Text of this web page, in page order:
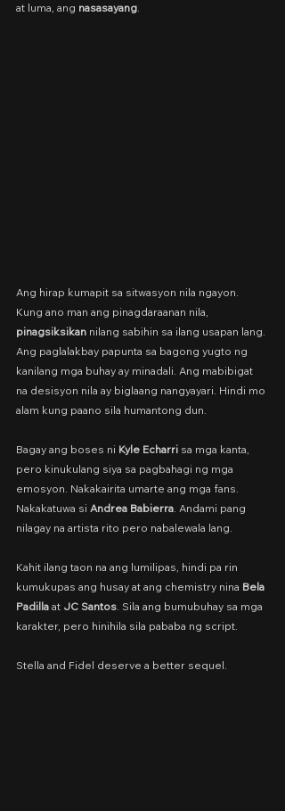
at luma, ang nasasayang.
Ang hirap kumapit sa sitwasyon nila ngayon.
Kung ano man ang pinagdaraanan nila,
pinagsiksikan nilang sabihin sa ilang usapan lang.
Ang paglalakbay papunta sa bagong yugto ng
kanilang mga buhay ay minadali. Ang mabibigat
na desisyon nila ay biglaang nangyayari. Hindi mo
alam kung paano sila humantong dun.
Bagay ang boses ni Kyle Echarri sa mga kanta,
pero kinukulang siya sa pagbahagi ng mga
emosyon. Nakakairita umarte ang mga fans.
Nakakatuwa si Andrea Babierra. Andami pang
nilagay na artista rito pero nabalewala lang.
Kahit ilang taon na ang lumilipas, hindi pa rin
kumukupas ang husay at ang chemistry nina Bela
Padilla at JC Santos. Sila ang bumubuhay sa mga
karakter, pero hinihila sila pababa ng script.
Stella and Fidel deserve a better sequel.